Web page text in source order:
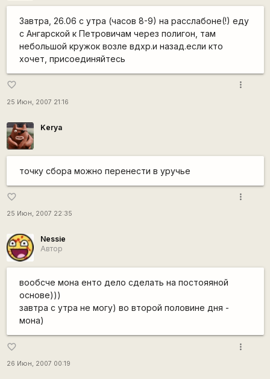
Завтра, 26.06 с утра (часов 8-9) на расслабоне(!) еду
с Ангарской к Петровичам через полигон, там
небольшой кружок возле вдхр.и назад.если кто
хочет, присоединяйтесь
favorite_border
25 Июн, 2007 21:16
more_vert
Kerya
точку сбора можно перенести в уручье
favorite_border
25 Июн, 2007 22:35
more_vert
Nessie
Автор
вообсче мона енто дело сделать на постояяной
основе)))
завтра с утра не могу) во второй половине дня -
мона)
favorite_border
26 Июн, 2007 00:19
more_vert